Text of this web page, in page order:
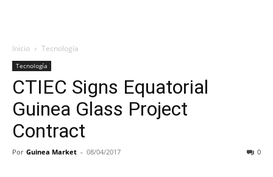
Inicio Tecnología
Tecnología
CTIEC Signs Equatorial
Guinea Glass Project
Contract
Por Guinea Market - 08/04/2017 0